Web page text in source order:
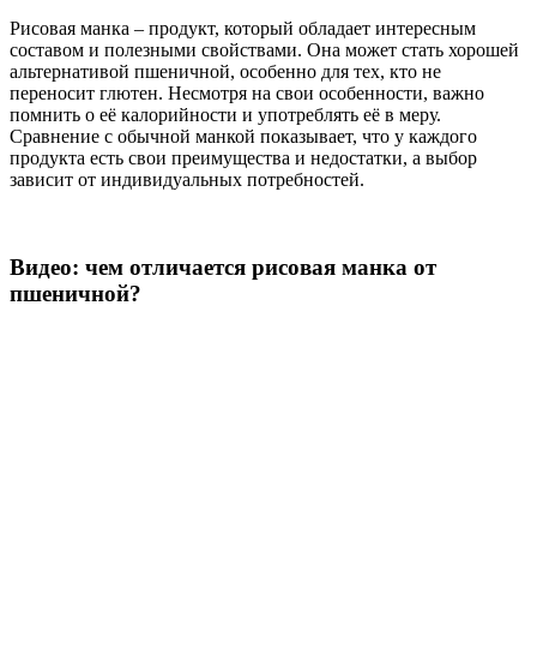
Рисовая манка – продукт, который обладает интересным
составом и полезными свойствами. Она может стать хорошей
альтернативой пшеничной, особенно для тех, кто не
переносит глютен. Несмотря на свои особенности, важно
помнить о её калорийности и употреблять её в меру.
Сравнение с обычной манкой показывает, что у каждого
продукта есть свои преимущества и недостатки, а выбор
зависит от индивидуальных потребностей.
Видео: чем отличается рисовая манка от
пшеничной?